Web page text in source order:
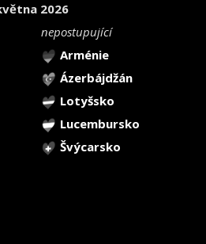
2026
nepostupující
Arménie
Ázerbájdžán
Lotyšsko
Lucembursko
Švýcarsko